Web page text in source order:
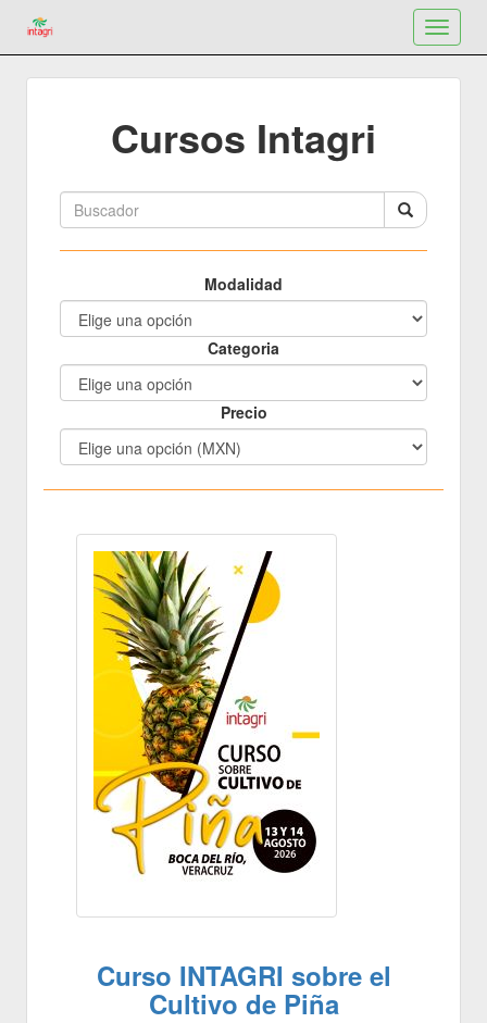
Toggle
Cursos Intagri
Modalidad
Categoria
Precio
Curso INTAGRI sobre el
Cultivo de Piña